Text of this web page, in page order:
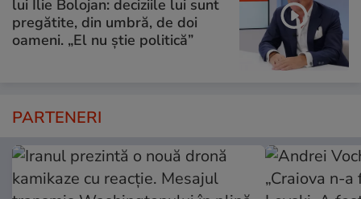
lui Ilie Bolojan: deciziile lui sunt
pregătite, din umbră, de doi
oameni. „El nu știe politică”
PARTENERI